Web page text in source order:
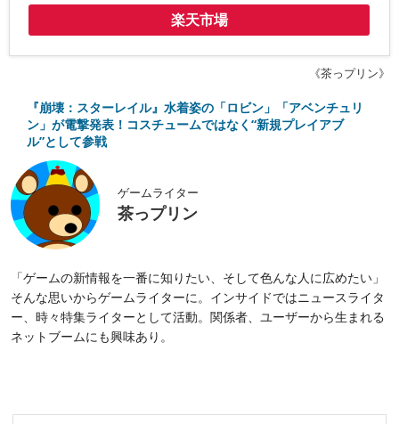
楽天市場
《茶っプリン》
『崩壊：スターレイル』水着姿の「ロビン」「アベンチュリ
ン」が電撃発表！コスチュームではなく“新規プレイアブ
ル”として参戦
ゲームライター
茶っプリン
「ゲームの新情報を一番に知りたい、そして色んな人に広めたい」
そんな思いからゲームライターに。インサイドではニュースライタ
ー、時々特集ライターとして活動。関係者、ユーザーから生まれる
ネットブームにも興味あり。